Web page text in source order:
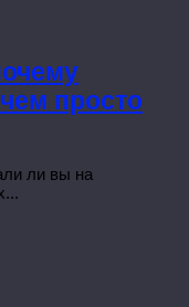
просто
ли вы на